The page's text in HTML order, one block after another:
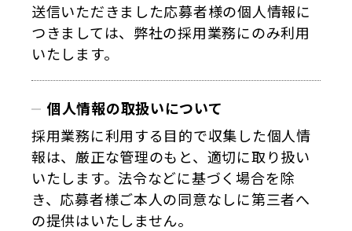
送信いただきました応募者様の個人情報に
つきましては、弊社の採用業務にのみ利用
いたします。
個人情報の取扱いについて
採用業務に利用する目的で収集した個人情
報は、厳正な管理のもと、適切に取り扱い
いたします。法令などに基づく場合を除
き、応募者様ご本人の同意なしに第三者へ
の提供はいたしません。